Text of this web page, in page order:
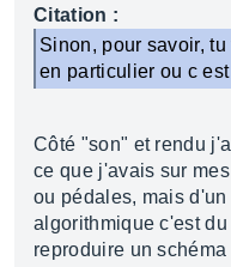
Citation :
Sinon, pour savoir,
en particulier ou c
Côté "son" et rendu
ce que j'avais sur
ou pédales, mais
algorithmique c'est
reproduire un